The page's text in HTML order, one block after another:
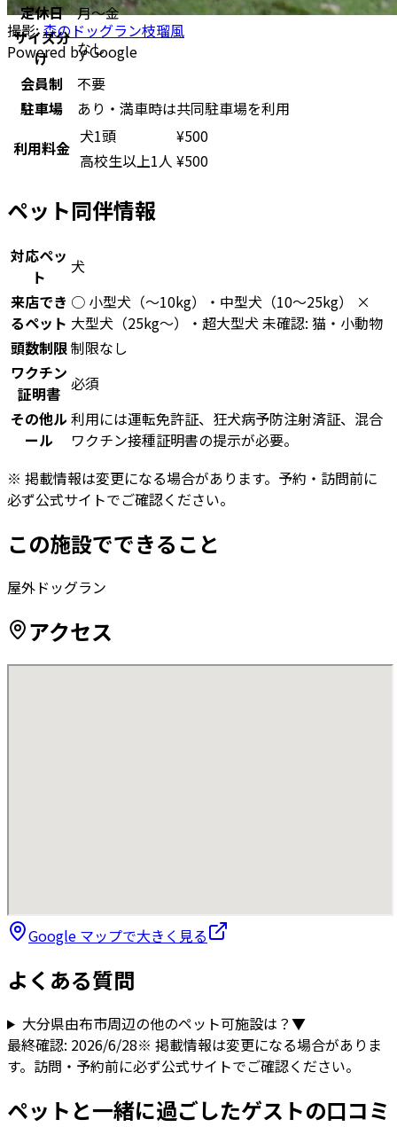
撮影:森のドッグラン枝瑠風
Powered by Google
定休日
月〜金
サイズ分
け
なし
会員制
不要
駐車場
あり・満車時は共同駐車場を利用
利用料金
犬1頭 ¥500
高校生以上1人 ¥500
ペット同伴情報
対応ペッ
ト
犬
来店でき
るペット
○ 小型犬（〜10kg）・中型犬（10〜25kg） ×
大型犬（25kg〜）・超大型犬 未確認: 猫・小動物
頭数制限制限なし
ワクチン
証明書 必須
その他ル
ール
利用には運転免許証、狂犬病予防注射済証、混合
ワクチン接種証明書の提示が必要。
※ 掲載情報は変更になる場合があります。予約・訪問前に
必ず公式サイトでご確認ください。
この施設でできること
屋外ドッグラン
アクセス
Google マップで大きく見る
よくある質問
大分県由布市周辺の他のペット可施設は？▼
最終確認: 2026/6/28※ 掲載情報は変更になる場合がありま
す。訪問・予約前に必ず公式サイトでご確認ください。
ペットと一緒に過ごしたゲストの口コミ